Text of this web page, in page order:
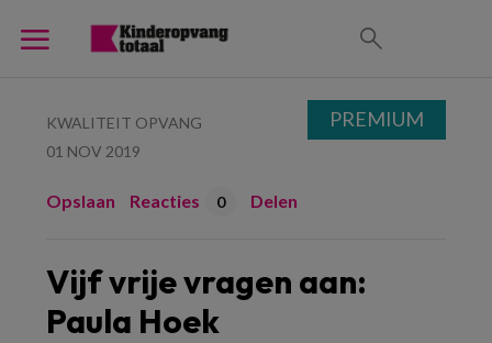
KWALITEIT OPVANG
01 NOV 2019
Opslaan Reacties 0 Delen
Vijf vrije vragen aan:
Paula Hoek
PREMIUM